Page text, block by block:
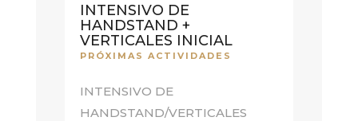
INTENSIVO DE
HANDSTAND +
VERTICALES INICIAL
PRÓXIMAS ACTIVIDADES
INTENSIVO DE
HANDSTAND/VERTICALES